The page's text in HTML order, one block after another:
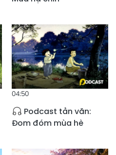
04:50
Podcast tản văn:
Đom đóm mùa hè